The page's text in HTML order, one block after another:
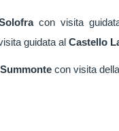
con visita
guidata al Castello
Summonte con visita